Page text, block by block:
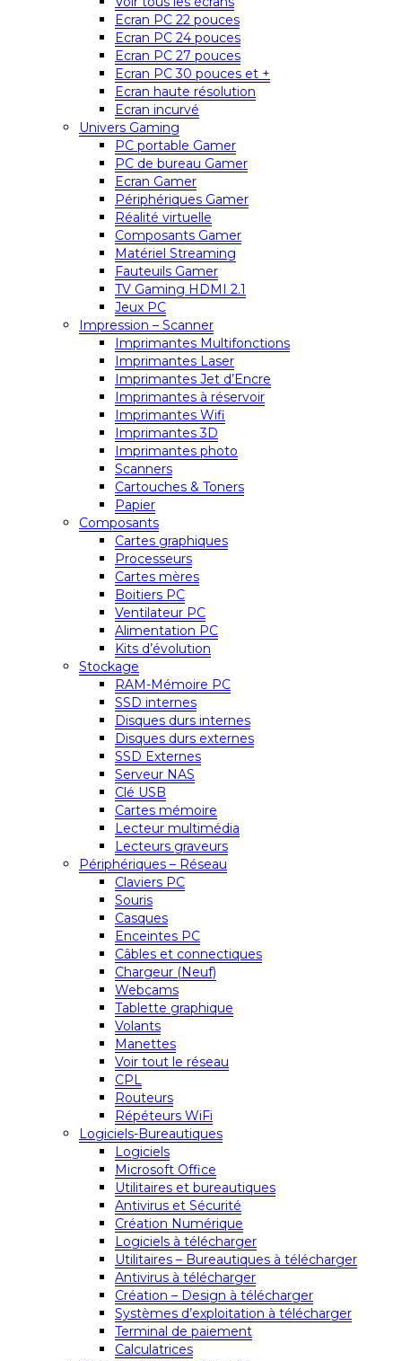
Ecran PC 22 pouces
Ecran PC 24 pouces
Ecran PC 27 pouces
Ecran PC 30 pouces et +
Ecran haute résolution
Ecran incurvé
Univers Gaming
PC portable Gamer
PC de bureau Gamer
Ecran Gamer
Périphériques Gamer
Réalité virtuelle
Composants Gamer
Matériel Streaming
Fauteuils Gamer
TV Gaming HDMI 2.1
Jeux PC
Impression – Scanner
Imprimantes Multifonctions
Imprimantes Laser
Imprimantes Jet d’Encre
Imprimantes à réservoir
Imprimantes Wifi
Imprimantes 3D
Imprimantes photo
Scanners
Cartouches & Toners
Papier
Composants
Cartes graphiques
Processeurs
Cartes mères
Boitiers PC
Ventilateur PC
Alimentation PC
Kits d’évolution
Stockage
RAM-Mémoire PC
SSD internes
Disques durs internes
Disques durs externes
SSD Externes
Serveur NAS
Clé USB
Cartes mémoire
Lecteur multimédia
Lecteurs graveurs
Périphériques – Réseau
Claviers PC
Souris
Casques
Enceintes PC
Câbles et connectiques
Chargeur (Neuf)
Webcams
Tablette graphique
Volants
Manettes
Voir tout le réseau
CPL
Routeurs
Répéteurs WiFi
Logiciels-Bureautiques
Logiciels
Microsoft Office
Utilitaires et bureautiques
Antivirus et Sécurité
Création Numérique
Logiciels à télécharger
Utilitaires – Bureautiques à télécharger
Antivirus à télécharger
Création – Design à télécharger
Systèmes d’exploitation à télécharger
Terminal de paiement
Calculatrices